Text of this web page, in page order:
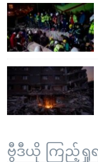
ဗွီဒီယို ကြည့်ရှု